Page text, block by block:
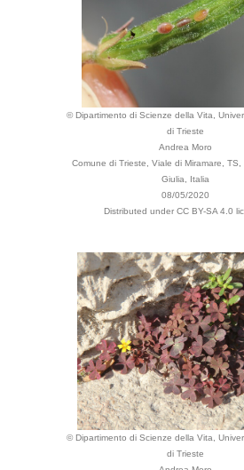
© Dipartimento di Scienze della Vita,
di Trieste
Andrea Moro
Comune di Trieste, Viale di Miramare, TS,
Giulia, Italia
08/05/2020
Distributed under CC BY-SA 4.0
© Dipartimento di Scienze della Vita,
di Trieste